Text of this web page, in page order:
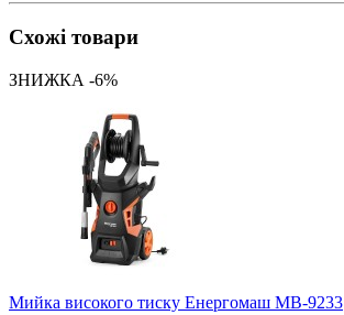
Схожі товари
ЗНИЖКА -6%
Мийка високого тиску Енергомаш МВ-9233